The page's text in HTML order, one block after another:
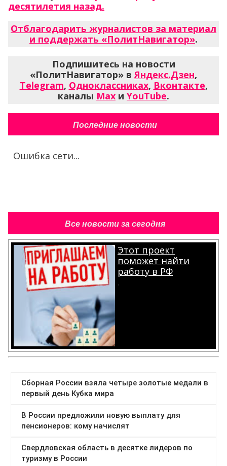
десятилетия назад.
Отблагодарить журналистов за материал
и поддержать «ПолитНавигатор».
Подпишитесь на новости
«ПолитНавигатор» в Яндекс.Дзен,
Telegram, Одноклассниках, Вконтакте,
каналы Max и YouTube.
Последние новости
Ошибка сети...
Все новости за сегодня
Этот проект
поможет найти
работу в РФ
.